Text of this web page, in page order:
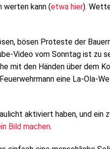
werten kann (etwa hier).
bösen Proteste der
Video vom Sonntag ist zu
mit den Händen über dem
eine La-Ola-
aktiviert haben, und ein
Bild machen.